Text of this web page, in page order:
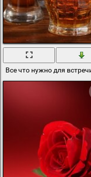
Все что нужно для